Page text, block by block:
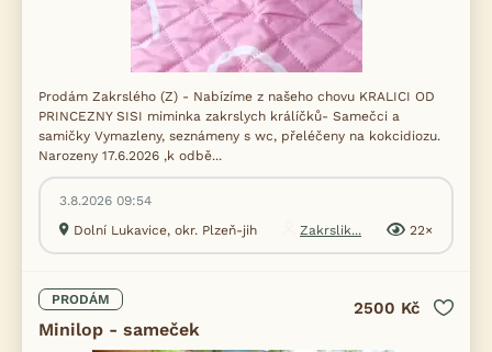
Prodám Zakrslého (Z) - Nabízíme z našeho chovu KRALICI OD
PRINCEZNY SISI miminka zakrslych králíčků- Samečci a
samičky Vymazleny, seznámeny s wc, přeléčeny na kokcidiozu.
Narozeny 17.6.2026 ,k odbě...
3.8.2026 09:54
Dolní Lukavice, okr. Plzeň-jih
Zakrslik... 22×
PRODÁM
Minilop - sameček
2500 Kč